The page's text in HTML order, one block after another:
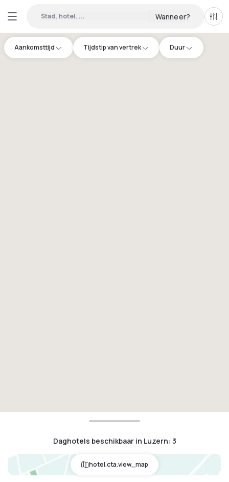
Stad, hotel, ... Wanneer?
Aankomsttijd Tijdstip van vertrek Duur
Daghotels beschikbaar in Luzern: 3
hotel.cta.view_map